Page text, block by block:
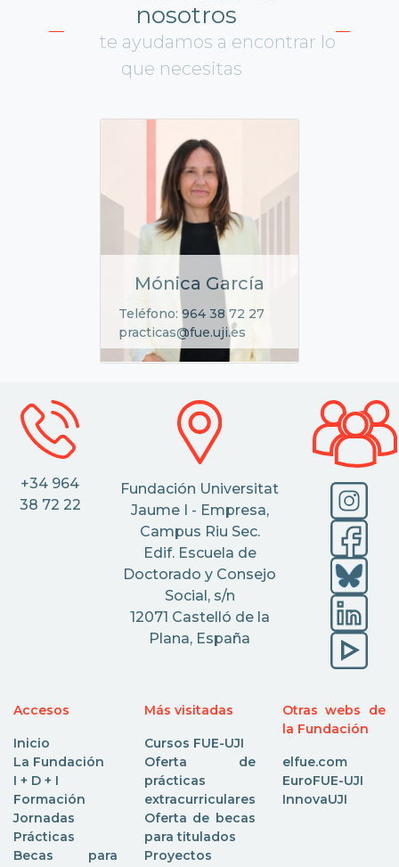
nosotros
te ayudamos a encontrar lo
que necesitas
Mónica García
Teléfono: 964 38 72 27
practicas@fue.uji.es
+34 964
38 72 22
Fundación Universitat
Jaume I - Empresa,
Campus Riu Sec.
Edif. Escuela de
Doctorado y Consejo
Social, s/n
12071 Castelló de la
Plana, España
Accesos
Inicio
La Fundación
I + D + I
Formación
Jornadas
Prácticas
Becas para
Más visitadas
Cursos FUE-UJI
Oferta de
prácticas
extracurriculares
Oferta de becas
para titulados
Proyectos
Otras webs de
la Fundación
elfue.com
EuroFUE-UJI
InnovaUJI